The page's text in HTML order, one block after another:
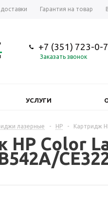
Гарантия на товар
+7 (351) 723-0-
Заказать звонок
УСЛУГИ
лазерные - HP - Картридж
Color